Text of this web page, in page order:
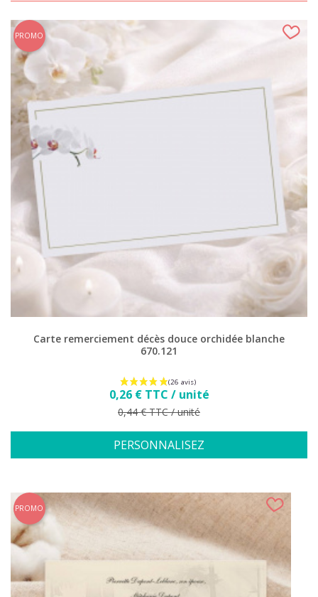
Carte remerciement décès douce orchidée blanche
670.121
Prix
0,26 € TTC / unité
Prix de base
0,44 € TTC / unité
PERSONNALISEZ
PROMO
PROMO